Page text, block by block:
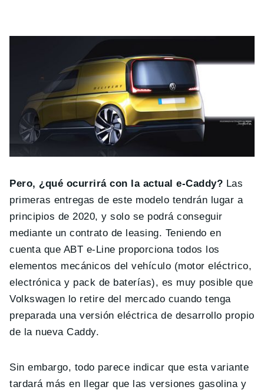
Pero, ¿qué ocurrirá con la actual e-Caddy? Las
primeras entregas de este modelo tendrán lugar a
principios de 2020, y solo se podrá conseguir
mediante un contrato de leasing. Teniendo en
cuenta que ABT e-Line proporciona todos los
elementos mecánicos del vehículo (motor eléctrico,
electrónica y pack de baterías), es muy posible que
Volkswagen lo retire del mercado cuando tenga
preparada una versión eléctrica de desarrollo propio
de la nueva Caddy.
Sin embargo, todo parece indicar que esta variante
tardará más en llegar que las versiones gasolina y